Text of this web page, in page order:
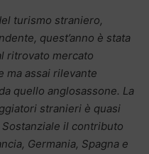
turismo straniero,
quest’anno è stata
ritrovato mercato
ma assai rilevante
quello anglosassone. La
stranieri è quasi
il contributo
Germania, Spagna e